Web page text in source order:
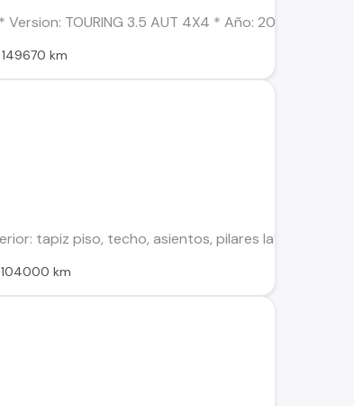
Version: TOURING 3.5 AUT 4X4 * Año: 2016 *
149670 km
tapiz piso, techo, asientos, pilares lavados,
104000 km